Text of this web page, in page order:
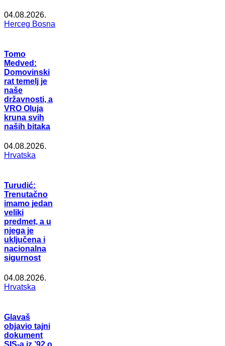
04.08.2026.
Herceg Bosna
Tomo
Medved:
Domovinski
rat temelj je
naše
državnosti, a
VRO Oluja
kruna svih
naših bitaka
04.08.2026.
Hrvatska
Turudić:
Trenutačno
imamo jedan
veliki
predmet, a u
njega je
uključena i
nacionalna
sigurnost
04.08.2026.
Hrvatska
Glavaš
objavio tajni
dokument
SIS-a iz ’92 o